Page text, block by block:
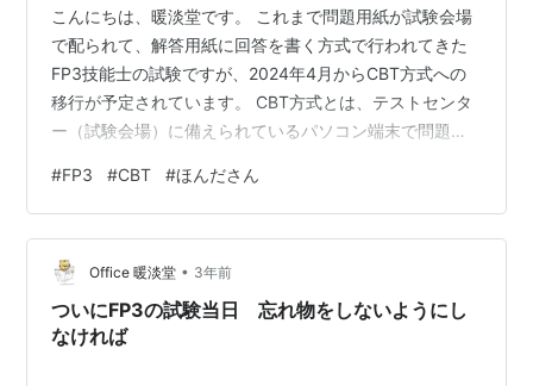
こんにちは、暖淡堂です。 これまで問題用紙が試験会場
で配られて、解答用紙に回答を書く方式で行われてきた
FP3技能士の試験ですが、2024年4月からCBT方式への
移行が予定されています。 CBT方式とは、テストセンタ
ー（試験会場）に備えられているパソコン端末で問題を
への変更のお知らせ（金財） これから受験される方、と
ても関心があるのではないでしょうか。 ここで強い味方
になってくれるのが、「ほんださん」。 なんと、ほんだ
さん、ご自身でCBT方式でのFP3の試験を受験されまし
た。 との時の様子が「ほんださんチャンネル」で観るこ
とができます。 F…
#FP3 #CBT #ほんださん
Office 暖淡堂 • 3年前
ついにFP3の試験当日 忘れ物をしないようにし
なければ